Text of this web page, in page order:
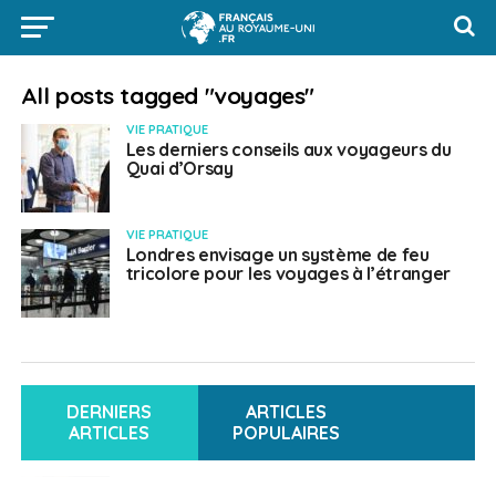
All posts tagged "voyages"
VIE PRATIQUE
Les derniers conseils aux voyageurs du
Quai d’Orsay
VIE PRATIQUE
Londres envisage un système de feu
tricolore pour les voyages à l’étranger
DERNIERS
ARTICLES
ARTICLES
POPULAIRES